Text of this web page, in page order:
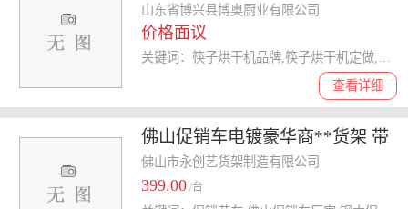
询 ,潍坊筷子烘干机
山东省博兴县博奥厨业有限公司
价格面议
查看详细
关键词：筷子烘干机品牌,筷子烘干机定做,筷子烘干机直销,筷子烘干机
佛山促销车电镀豪华商**货架 带
轮可移动折叠花车
佛山市永创艺货架制造有限公司
399.00 /台